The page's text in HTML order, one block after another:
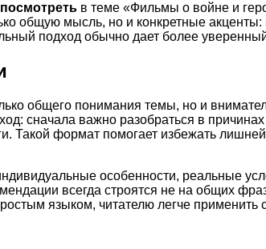
в теме «Фильмы о войне и
общую мысль, но и конкретные
подход обычно дает более уверенный
общего понимания темы, но и
сначала важно разобраться в
Такой формат помогает избежать
особенности, реальные
всегда строятся не на общих
языком, читателю легче